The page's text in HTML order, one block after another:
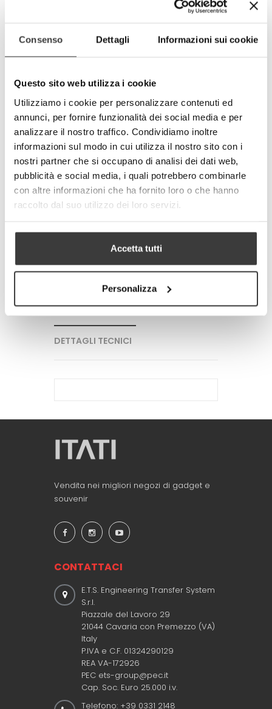
Consenso Dettagli Informazioni sui cookie
Questo sito web utilizza i cookie
Utilizziamo i cookie per personalizzare contenuti ed
annunci, per fornire funzionalità dei social media e per
analizzare il nostro traffico. Condividiamo inoltre
informazioni sul modo in cui utilizza il nostro sito con i
nostri partner che si occupano di analisi dei dati web,
pubblicità e social media, i quali potrebbero combinarle
con altre informazioni che ha fornito loro o che hanno
raccolto dal suo utilizzo dei loro servizi.
Accetta tutti
Personalizza
Garantito per un alto numero di lavaggi
grazie a tecniche di stampa all’avanguardia.
Rispetta tutti gli standard europei.
Prodotto completamente in Italia
100% made in Italy
© Modello e disegno registrato.
E’ vietata la riproduzione anche
parziale.
- +
Share
Google+
Pinterest
PIU' INFORMAZIONI
DETTAGLI TECNICI
Vendita nei migliori negozi di gadget e
souvenir
CONTATTACI
E.T.S. Engineering Transfer System
S.r.l.
Piazzale del Lavoro 29
21044 Cavaria con Premezzo (VA)
Italy
P.IVA e C.F. 01324290129
REA VA-172926
PEC ets-group@pec.it
Cap. Soc. Euro 25.000 i.v.
Telefono: +39 0331 2148